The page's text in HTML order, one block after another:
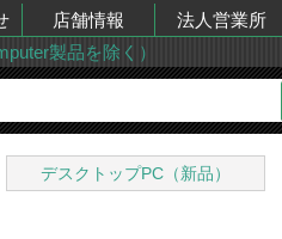
店舗情報 法人営業所
製品を除く）
デスクトップPC（新品）